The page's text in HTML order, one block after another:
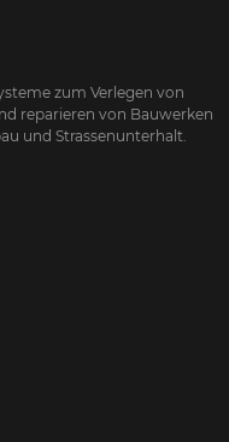
zum Verlegen von
reparieren von Bauwerken
und Strassenunterhalt.